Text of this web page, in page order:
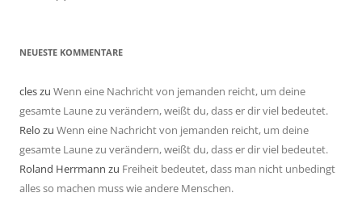
NEUESTE KOMMENTARE
cleszu Wenn eine Nachricht von jemanden reicht, um deine
gesamte Laune zu verändern, weißt du, dass er dir viel bedeutet.
Relo zu Wenn eine Nachricht von jemanden reicht, um deine
gesamte Laune zu verändern, weißt du, dass er dir viel bedeutet.
Roland Herrmann zu Freiheit bedeutet, dass man nicht unbedingt
alles so machen muss wie andere Menschen.